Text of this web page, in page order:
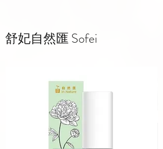
舒妃自然匯 Sofei